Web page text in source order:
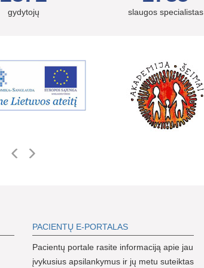
gydytojų slaugos specialistas
PACIENTŲ E-PORTALAS
Pacientų portale rasite informaciją apie jau
įvykusius apsilankymus ir jų metu suteiktas